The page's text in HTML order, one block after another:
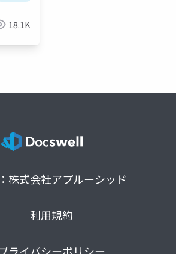
18.1K
株式会社アプルーシッド
利用規約
ライバシーポリシー